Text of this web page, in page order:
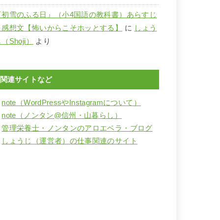
初雪のふる日』（小4国語の教科書）あらすじ
感想文【怖いからこそホッとする】
に しょう
Shoji）
より
関連サイトなど
note（WordPressやInstagramについて）
note（ノンタン@信州・山暮らし）
管理栄養士・ノンタンのアロエベラ・ブログ
しょうじ（運営者）の仕事関連のサイト